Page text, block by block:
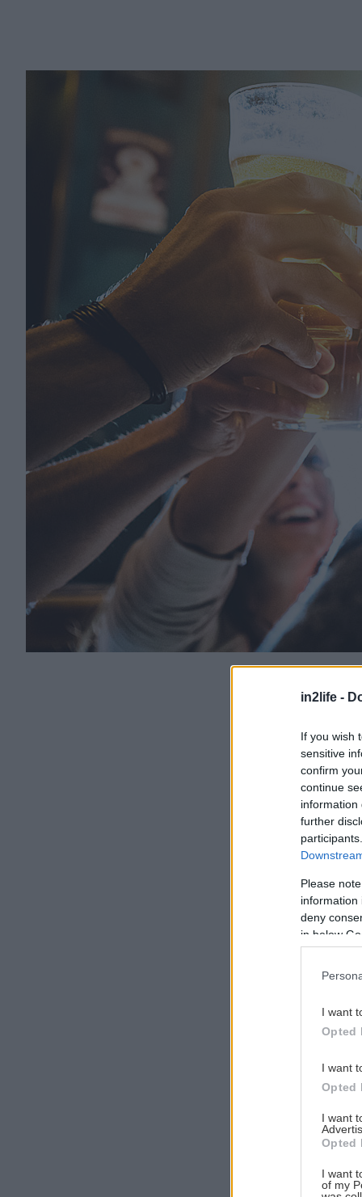
in2life -
If you wish
sensitive
confirm
continue
information
further
Please
information
deny
in below
I want
Opted
I want
Opted
I want
Opted
I want
of my